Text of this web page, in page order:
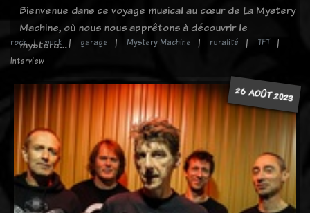
Bienvenue dans ce voyage musical au cœur de La Mystery
Machine, où nous nous apprêtons à découvrir le
mystère…
rock punk garage Mystery Machine ruralité
TFT
Interview
26 AOÛT 2023